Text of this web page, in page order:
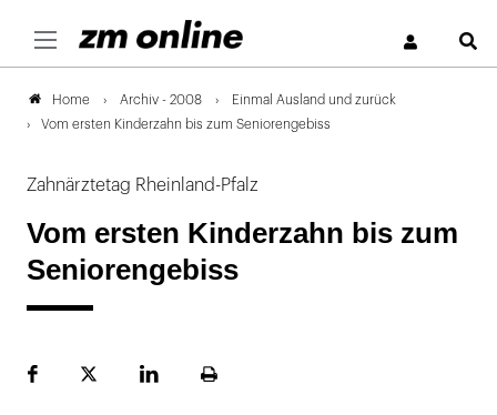
Home Archiv - 2008
Einmal Ausland und zurück
Vom ersten Kinderzahn bis zum Seniorengebiss
Zahnärztetag Rheinland-Pfalz
Vom ersten Kinderzahn bis zum
Seniorengebiss
FacebookPlattformLinekdInSeite